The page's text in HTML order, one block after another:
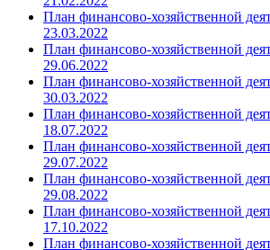
План финансово-хозяйственной
23.03.2022
План финансово-хозяйственной
29.06.2022
План финансово-хозяйственной
30.03.2022
План финансово-хозяйственной
18.07.2022
План финансово-хозяйственной
29.07.2022
План финансово-хозяйственной
29.08.2022
План финансово-хозяйственной
17.10.2022
План финансово-хозяйственной